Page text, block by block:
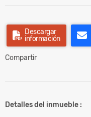
Descargar
información
Compartir
Detalles del inmueble :